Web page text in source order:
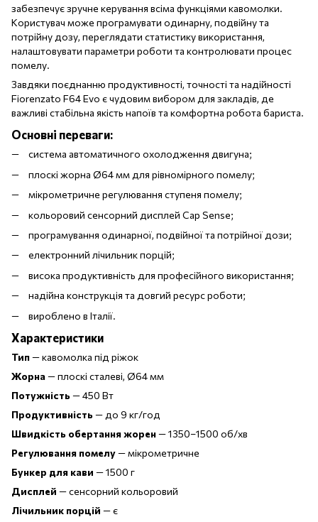
забезпечує зручне керування всіма функціями кавомолки.
Користувач може програмувати одинарну, подвійну та
потрійну дозу, переглядати статистику використання,
налаштовувати параметри роботи та контролювати процес
помелу.
Завдяки поєднанню продуктивності, точності та надійності
Fiorenzato F64 Evo є чудовим вибором для закладів, де
важливі стабільна якість напоїв та комфортна робота бариста.
Основні переваги:
система автоматичного охолодження двигуна;
плоскі жорна Ø64 мм для рівномірного помелу;
мікрометричне регулювання ступеня помелу;
кольоровий сенсорний дисплей Cap Sense;
програмування одинарної, подвійної та потрійної дози;
електронний лічильник порцій;
висока продуктивність для професійного використання;
надійна конструкція та довгий ресурс роботи;
вироблено в Італії.
Характеристики
Тип— кавомолка під ріжок
Жорна— плоскі сталеві, Ø64 мм
Потужність— 450 Вт
Продуктивність— до 9 кг/год
Швидкість обертання жорен— 1350–1500 об/хв
Регулювання помелу— мікрометричне
Бункер для кави — 1500 г
Дисплей — сенсорний кольоровий
Лічильник порцій — є